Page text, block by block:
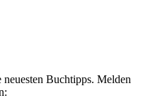
Buchtipps. Melden